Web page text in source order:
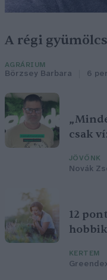
A régi
AGRÁRIUM
Börzsey Barbara 6
csak
JÖVŐNK
Novák
12
KERTEM